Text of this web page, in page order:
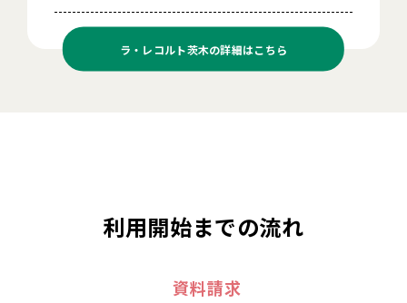
ラ・レコルト茨木の詳細はこちら
利用開始までの流れ
資料請求